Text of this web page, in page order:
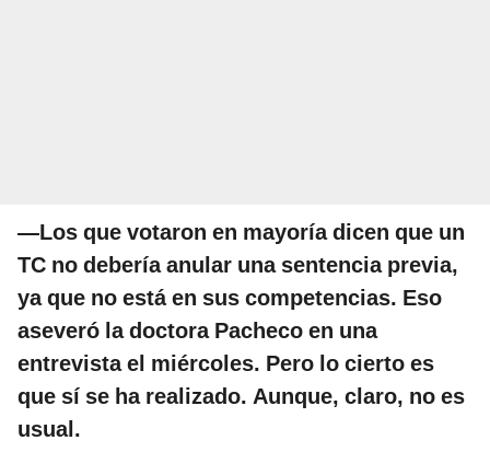
—Los que votaron en mayoría dicen que un
TC no debería anular una sentencia previa,
ya que no está en sus competencias. Eso
aseveró la doctora Pacheco en una
entrevista el miércoles. Pero lo cierto es
que sí se ha realizado. Aunque, claro, no es
usual.